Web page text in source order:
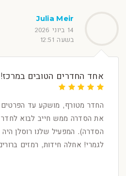
Julia Meir
14 ביוני 2026
בשעה 12:51
אחד החדרים הטובים במרכז!
החדר מטורף, מושקע עד
את הסדרה ממש חייב לבוא
הסדרה). המפעיל שלנו רוסלן היה
לגמרי! אחלה חידות, רמזים